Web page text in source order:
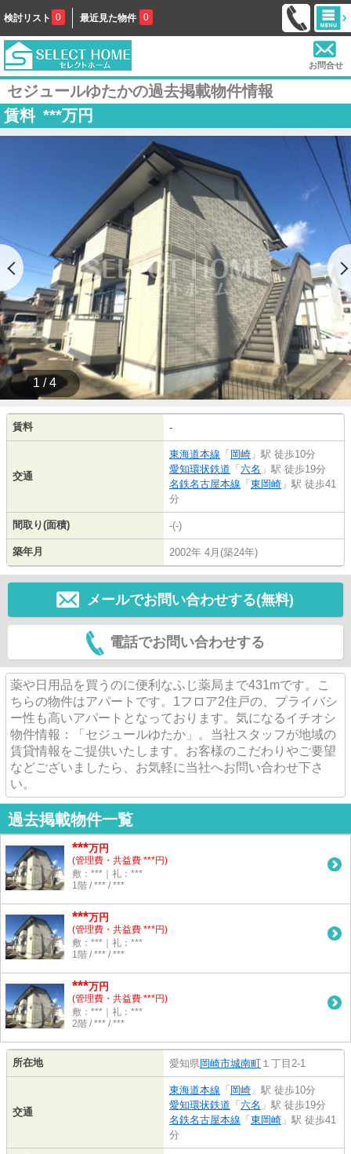
検討リスト 0 最近見た物件 0
お問合せ
セジュールゆたかの過去掲載物件情報
賃料 ***万円
1 / 4
賃料 -
交通
東海道本線 「 岡崎 」駅 徒歩10分
愛知環状鉄道 「 六名 」駅 徒歩19分
名鉄名古屋本線 「 東岡崎 」駅 徒歩41
分
間取り(面積) -(-)
築年月 2002年 4月(築24年)
メールでお問い合わせする(無料)
電話でお問い合わせする
薬や日用品を買うのに便利なふじ薬局まで431mです。こ
ちらの物件はアパートです。1フロア2住戸の、プライバシ
ー性も高いアパートとなっております。気になるイチオシ
物件情報：「セジュールゆたか」。当社スタッフが地域の
賃貸情報をご提供いたします。お客様のこだわりやご要望
などございましたら、お気軽に当社へお問い合わせ下さ
い。
過去掲載物件一覧
***万円
(管理費・共益費 ***円)
敷：***｜礼：***
1階 / *** / ***
***万円
(管理費・共益費 ***円)
敷：***｜礼：***
1階 / *** / ***
***万円
(管理費・共益費 ***円)
敷：***｜礼：***
2階 / *** / ***
所在地 愛知県岡崎市城南町 １丁目2-1
交通
東海道本線 「 岡崎 」駅 徒歩10分
愛知環状鉄道 「 六名 」駅 徒歩19分
名鉄名古屋本線 「 東岡崎 」駅 徒歩41
分